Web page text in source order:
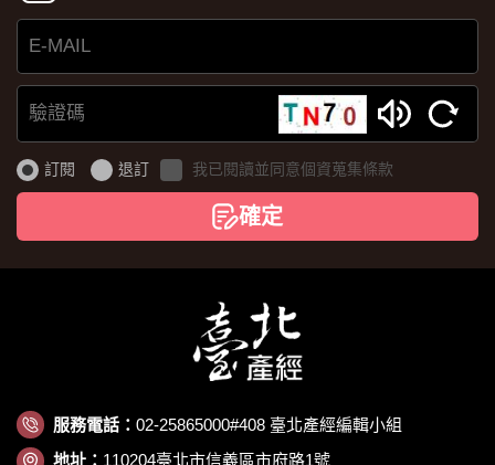
E-
MAIL
證
碼
訂閱 退訂 我已閱讀並同意個資蒐集條款
確定
服務電話： 02-25865000#408 臺北產經編輯小組
地址： 110204臺北市信義區市府路1號